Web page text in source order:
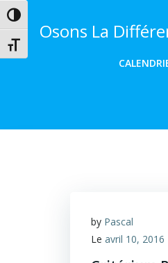
Passer en contraste élevé
Changer la taille de la police
Aller
au
contenuOsons La
by Pascal
Le avril 10, 2016